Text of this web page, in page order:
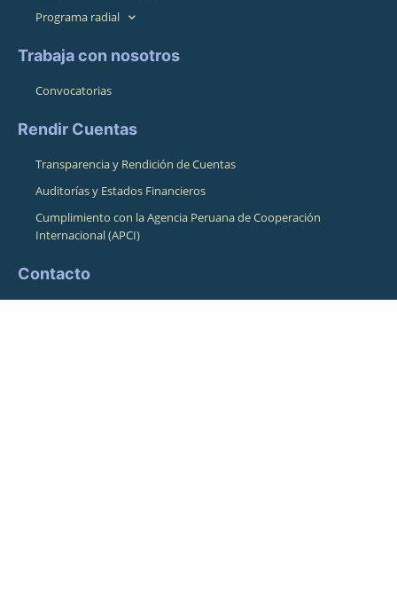
Programa radial
Trabaja con nosotros
Convocatorias
Rendir Cuentas
Transparencia y Rendición de Cuentas
Auditorías y Estados Financieros
Cumplimiento con la Agencia Peruana de Cooperación
Internacional (APCI)
Contacto